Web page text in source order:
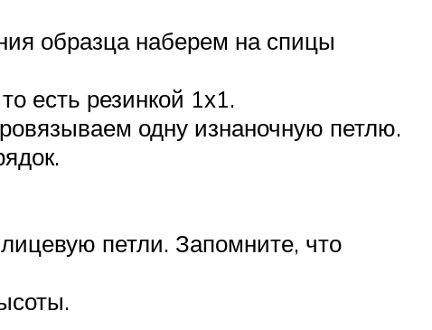
образца наберем на спицы
есть резинкой 1х1.
одну изнаночную петлю.
петли. Запомните, что